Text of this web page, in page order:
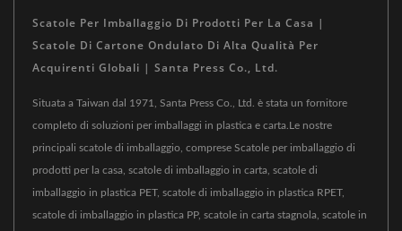
Scatole Per Imballaggio Di Prodotti Per La Casa |
Scatole Di Cartone Ondulato Di Alta Qualità Per
Acquirenti Globali | Santa Press Co., Ltd.
Situata a Taiwan dal 1971, Santa Press Co., Ltd. è stata un fornitore
completo di soluzioni per imballaggi in plastica e carta.Le nostre
principali scatole di imballaggio, comprese Scatole per imballaggio di
prodotti per la casa, scatole di imballaggio in carta, scatole di
imballaggio in plastica PET, scatole di imballaggio in plastica RPET,
scatole di imballaggio in plastica PP, scatole in carta stagnola, scatole in